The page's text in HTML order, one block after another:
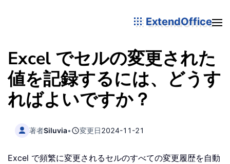
ExtendOffice
Excel でセルの変更された
値を記録するには、どうす
ればよいですか？
著者Siluvia• 変更日2024-11-21
Excel で頻繁に変更されるセルのすべての変更履歴を自動